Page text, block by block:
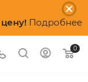
Подробнее
0